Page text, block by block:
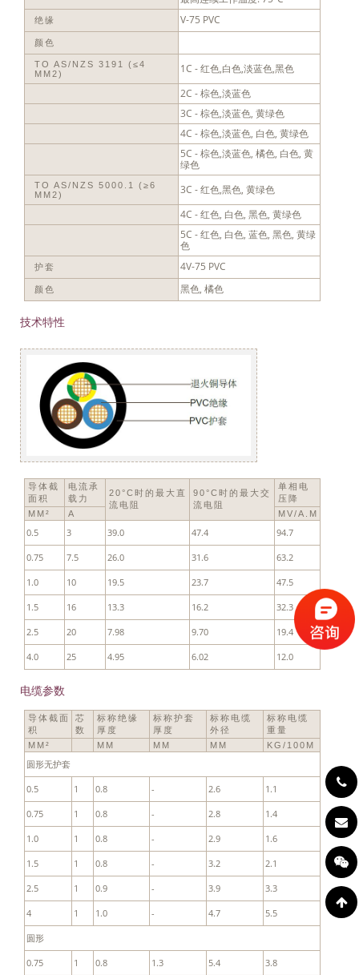
绝缘 V-75 PVC
颜色
TO AS/NZS 3191 (≤4
MM2)
1C - 红色,白色,淡蓝色,黑色
2C - 棕色,淡蓝色
3C - 棕色,淡蓝色, 黄绿色
4C - 棕色,淡蓝色, 白色, 黄绿色
5C - 棕色,淡蓝色, 橘色, 白色, 黄
绿色
TO AS/NZS 5000.1 (≥6
MM2)
3C - 红色,黑色, 黄绿色
4C - 红色, 白色, 黑色, 黄绿色
5C - 红色, 白色, 蓝色, 黑色, 黄绿
色
护套 4V-75 PVC
颜色 黑色, 橘色
技术特性
导体截
面积
电流承
载力
20°C时的最大直
流电阻
90°C时的最大交
流电阻
单相电
压降
MM²
A MV/A.M
0.5 3 39.0 47.4 94.7
0.75 7.5 26.0 31.6 63.2
1.0 10 19.5 23.7 47.5
1.5 16 13.3 16.2 32.3
2.5 20 7.98 9.70 19.4
4.0 25 4.95 6.02 12.0
电缆参数
导体截面
积
芯
数
标称绝缘
厚度
标称护套
厚度
标称电缆
外径
标称电缆
重量
MM²
MM MM MM KG/100M
圆形无护套
0.5 1 0.8 - 2.6 1.1
0.75 1 0.8 - 2.8 1.4
1.0 1 0.8 - 2.9 1.6
1.5 1 0.8 - 3.2 2.1
2.5 1 0.9 - 3.9 3.3
4 1 1.0 - 4.7 5.5
圆形
0.75 1 0.8 1.3 5.4 3.8